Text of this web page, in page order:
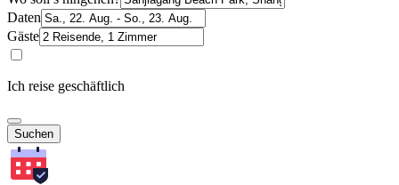
Daten
Gäste
Ich reise geschäftlich
Suchen